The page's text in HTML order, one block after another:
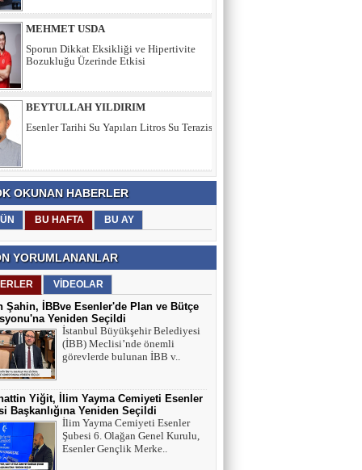
Esenler Tarihi Su Yapıları Litros Su Terazisi
TARIK SEZAİ KARATEPE
İstanbul Sözleşmesi değil, 'Veda Hutbesi!
AYŞE GÜL ÖZER
Aklın Sustuğu Yerde, “Ş İ D D E T”
Konuşur!
MUSTAFA KARACA
HAYVAN HAKLARI
AV. SEDAT İLBEGİ
YENİ PARTİ (Seçilmişlerin Mahvına,
Statükonun Devamına…)
OKUNAN HABERLER
BU HAFTA BU AY
YORUMLANANLAR
VİDEOLAR
Şahin, İBBve Esenler'de Plan ve Bütçe
Yeniden Seçildi
İstanbul Büyükşehir Belediyesi
(İBB) Meclisi’nde önemli
görevlerde bulunan İBB v..
Yiğit, İlim Yayma Cemiyeti Esenler
Başkanlığına Yeniden Seçildi
İlim Yayma Cemiyeti Esenler
Şubesi 6. Olağan Genel Kurulu,
Esenler Gençlik Merke..